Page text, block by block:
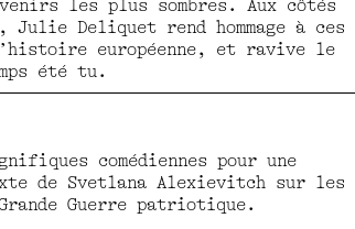
les plus sombres. Aux côtés
Deliquet rend hommage à ces
européenne, et ravive le
été tu.
comédiennes pour une
de Svetlana Alexievitch sur les
Guerre patriotique.